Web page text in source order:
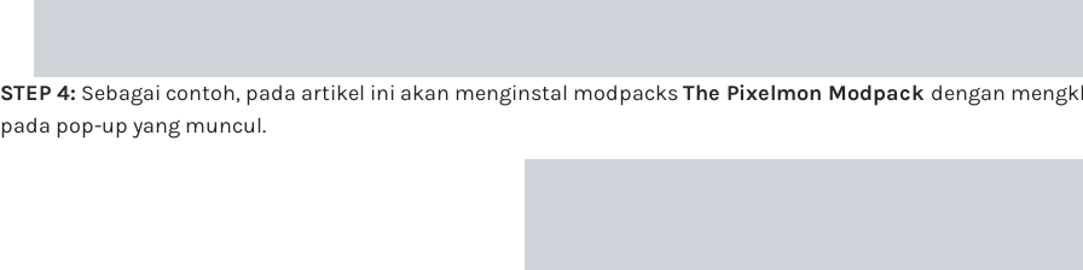
STEP 4: Sebagai contoh, pada artikel ini akan menginstal modpacksThe Pixelmon Modpack dengan
pada pop-up yang muncul.